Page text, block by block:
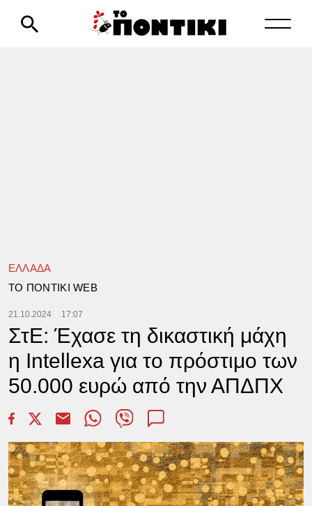
ΕΛΛΑΔΑ
TΟ ΠΟΝΤΙΚΙ WEB
21.10.2024 17:07
ΣτΕ: Έχασε τη δικαστική μάχη
η Intellexa για το πρόστιμο των
50.000 ευρώ από την ΑΠΔΠΧ